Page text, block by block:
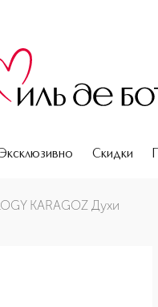
Скидки
KARAGOZ Духи